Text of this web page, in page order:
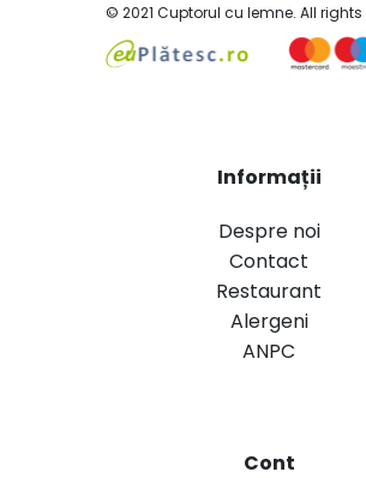
© 2021 Cuptorul cu lemne. All rights
Informații
Despre noi
Contact
Restaurant
Alergeni
ANPC
Cont